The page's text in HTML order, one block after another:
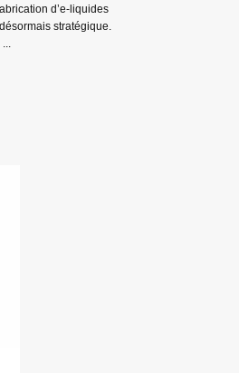
d’e-liquides
stratégique.